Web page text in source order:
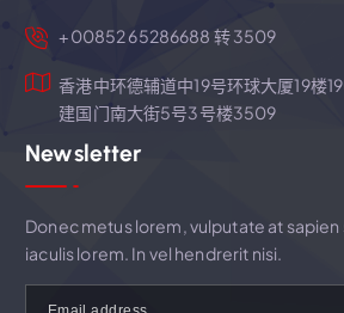
+00852 65286688 转 3509
香港中环德辅道中19号环球大厦19楼
建国门南大街5号3号楼3509
Newsletter
Donec metus lorem, vulputate at
iaculis lorem. In vel hendrerit nisi.